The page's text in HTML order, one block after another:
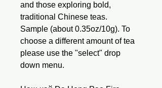
and those exploring bold,
traditional Chinese teas.
Sample (about 0.35oz/10g). To
choose a different amount of tea
please use the "select" drop
down menu.